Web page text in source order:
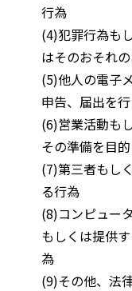
行為
(4)犯罪行為も
はそのおそれ
(5)他人の電子
申告、届出を
(6)営業活動も
その準備を目
(7)第三者もし
る行為
(8)コンピュー
もしくは提供
為
(9)その他、法